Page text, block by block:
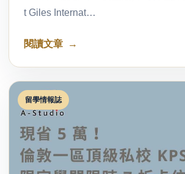
t Giles Internat…
閱讀文章
留學情報誌